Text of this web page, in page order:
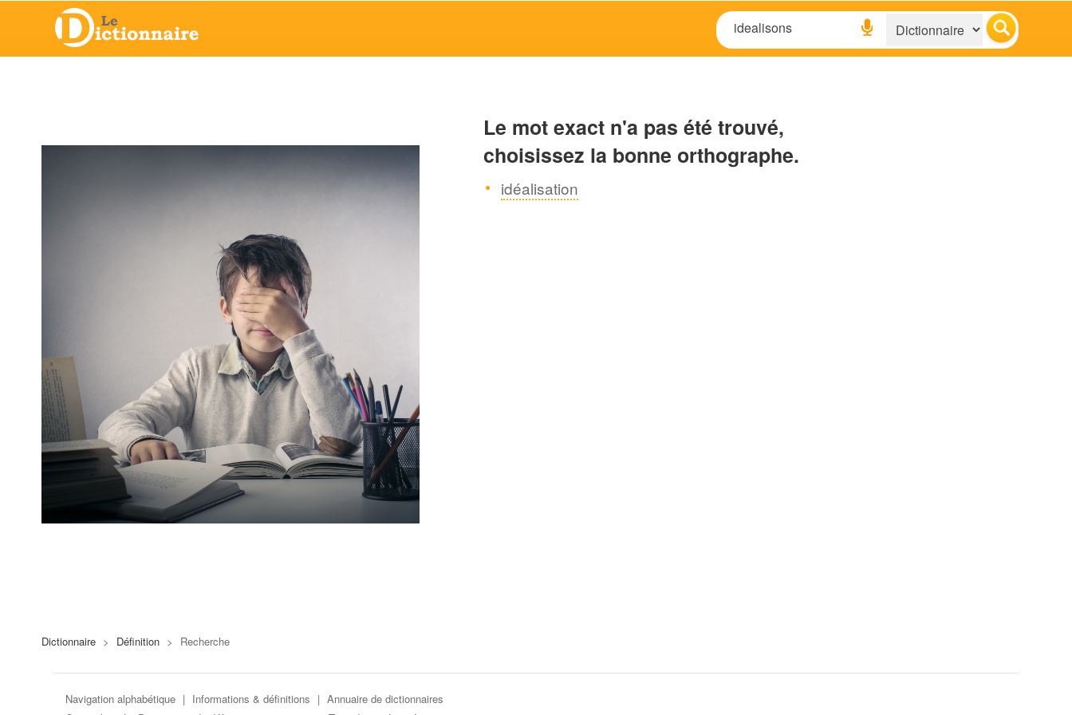
Le mot exact n'a pas été trouvé,
choisissez la bonne orthographe.
idéalisation
Dictionnaire > Définition > Recherche
Navigation alphabétique | Informations & définitions | Annuaire de dictionnaires